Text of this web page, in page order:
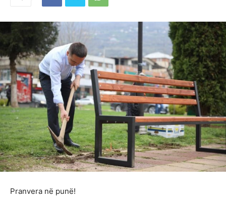
Pranvera në punë!